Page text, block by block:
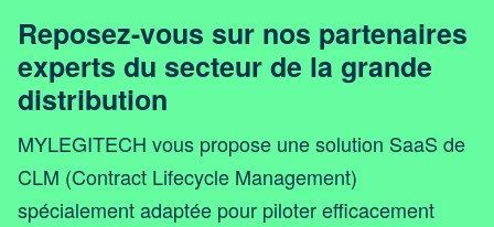
Reposez-vous sur nos partenaires
experts du secteur de la grande
distribution
MYLEGITECH vous propose une solution SaaS de
CLM (Contract Lifecycle Management)
spécialement adaptée pour piloter efficacement